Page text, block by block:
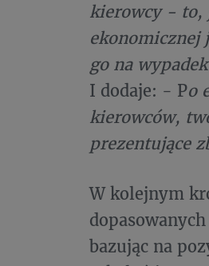
kierowcy - to,
ekonomicznej
go na wypadek
I dodaje: - Po
kierowców,
prezentujące
W kolejnym
bazując na